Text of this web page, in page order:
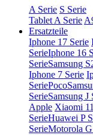
A Serie S Serie
Tablet A Serie
Ersatzteile
Iphone 17 Serie
SerieIphone 16
SerieSamsung
Iphone 7 Serie
SeriePoco
SerieSamsung J
Apple Xiaomi
SerieHuawei P
SerieMotorola